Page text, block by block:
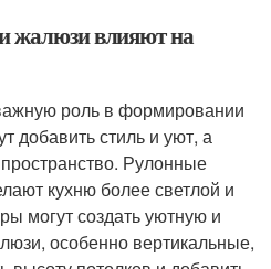
жалюзи влияют на
роль в формировании
добавить стиль и уют, а
Рулонные
кухню более светлой и
могут создать уютную и
особенно вертикальные,